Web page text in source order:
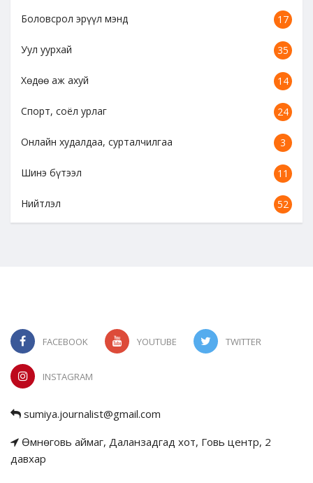
Боловсрол эрүүл мэнд 17
Уул уурхай 35
Хөдөө аж ахуй 14
Спорт, соёл урлаг 24
Онлайн худалдаа, сурталчилгаа 3
Шинэ бүтээл 11
Нийтлэл 52
FACEBOOK YOUTUBE TWITTER
INSTAGRAM
sumiya.journalist@gmail.com
Өмнөговь аймаг, Даланзадгад хот, Говь центр, 2
давхар